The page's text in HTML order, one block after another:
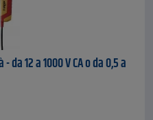
12 a 1000 V CA o da 0,5 a